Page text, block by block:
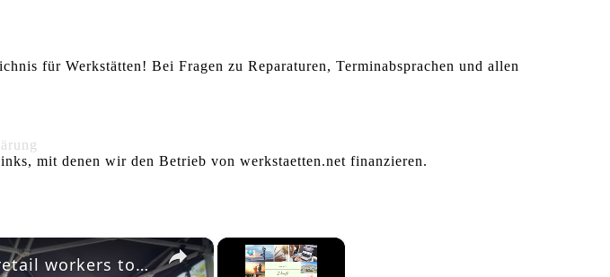
für Werkstätten! Bei Fragen zu Reparaturen, Terminabsprachen und allen
mit denen wir den Betrieb von werkstaetten.net finanzieren.
×
×
Germany: Thousands of German retail workers to strike amid pay dispute.